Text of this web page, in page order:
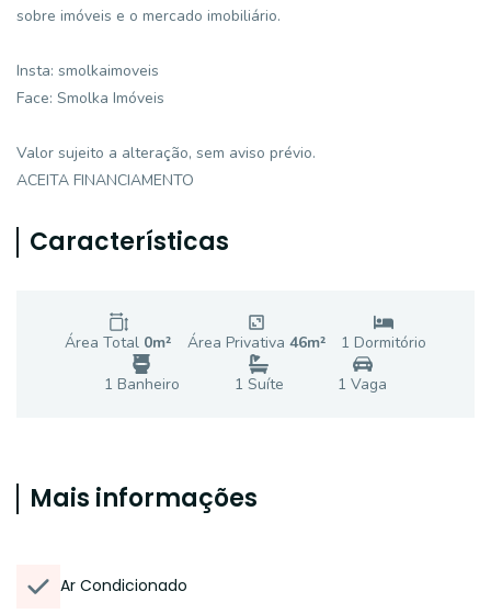
sobre imóveis e o mercado imobiliário.
Insta: smolkaimoveis
Face: Smolka Imóveis
Valor sujeito a alteração, sem aviso prévio.
ACEITA FINANCIAMENTO
Características
Área Total 0m² Área Privativa 46m² 1 Dormitório
1 Banheiro 1 Suíte 1 Vaga
Mais informações
Ar Condicionado